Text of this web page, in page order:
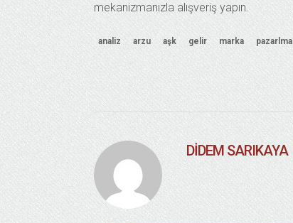
mekanizmanızla alışveriş yapın.
analiz arzu aşk gelir marka pazarlma
DIDEM SARIKAYA